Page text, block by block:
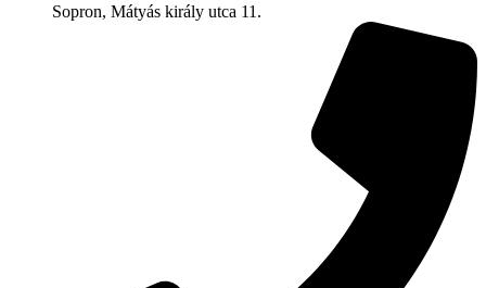
Sopron, Mátyás király utca 11.